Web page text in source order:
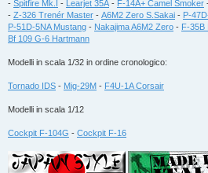
- Spitfire Mk.I - Learjet 35A - F-14A+ Camel Smoker
- Z-326 Trenér Master - A6M2 Zero S.Sakai - P-
P-51D-5NA Mustang - Nakajima A6M2 Zero - F-35B
Bf 109 G-6 Hartmann
Modelli in scala 1/32 in ordine cronologico:
Tornado IDS - Mig-29M - F4U-1A Corsair
Modelli in scala 1/12
Cockpit F-104G - Cockpit F-16